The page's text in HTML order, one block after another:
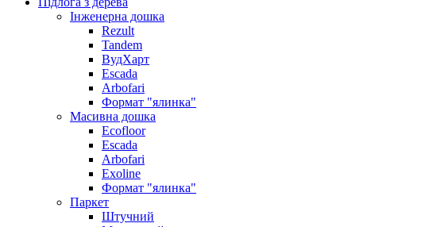
Інженерна дошка
Rezult
Tandem
ВудХарт
Escada
Arbofari
Формат "ялинка"
Масивна дошка
Ecofloor
Escada
Arbofari
Exoline
Формат "ялинка"
Паркет
Штучний